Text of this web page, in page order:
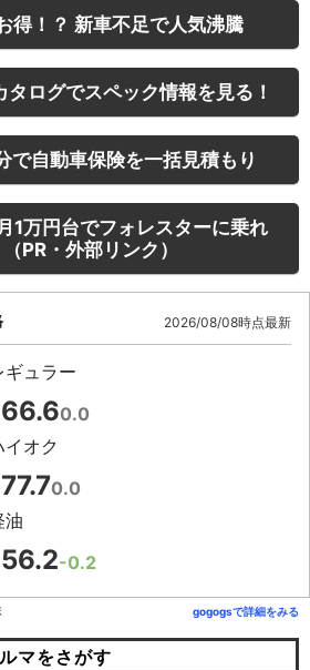
得！？ 新車不足で人気沸騰
タログでスペック情報を見る！
で自動車保険を一括見積もり
1万円台でフォレスターに乗れ
PR・外部リンク）
2026/08/08時点最新
ギュラー
0.0
イオク
0.0
油
-0.2
gogogsで詳細をみる
マをさがす